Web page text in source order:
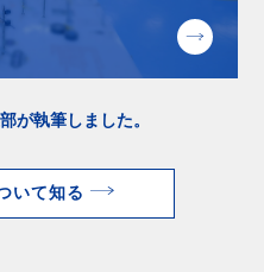
が執筆しました。
いて知る